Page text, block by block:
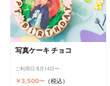
写真ケーキ チョコ
ご利用日:8月14日〜
￥3,500〜（税込）